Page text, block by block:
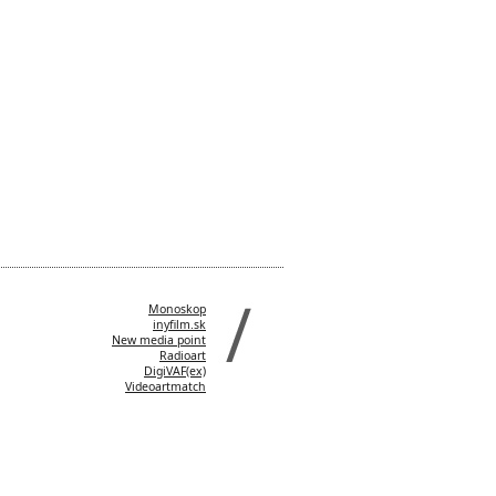
Monoskop
inyfilm.sk
New media point
Radioart
DigiVAF(ex)
Videoartmatch